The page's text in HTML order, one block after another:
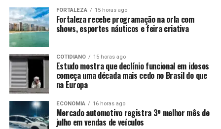
FORTALEZA 15 horas ago
Fortaleza recebe programação na orla com
shows, esportes náuticos e feira criativa
COTIDIANO 15 horas ago
Estudo mostra que declínio funcional em idosos
começa uma década mais cedo no Brasil do que
na Europa
ECONOMIA 16 horas ago
Mercado automotivo registra 3º melhor mês de
julho em vendas de veículos